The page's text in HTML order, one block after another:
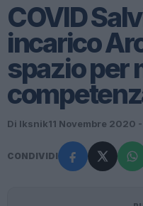
COVID
incarico
spazio per
Di Iksnik11 Novembre 2020
CONDIVIDI